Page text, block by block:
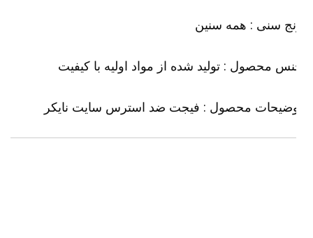
سنی : همه سنین
محصول : تولید شده از مواد اولیه با کیفیت
محصول : فیجت ضد استرس سایتنایکر